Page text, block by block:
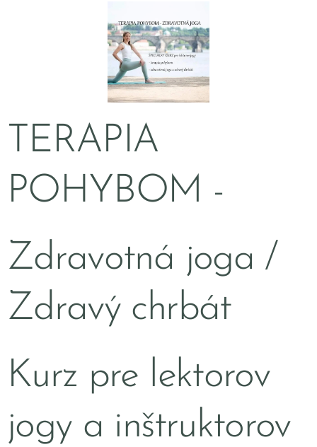
TERAPIA
POHYBOM -
Zdravotná joga /
Zdravý chrbát
Kurz pre lektorov
jogy a inštruktorov